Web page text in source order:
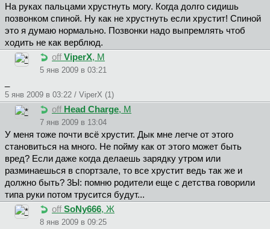
На руках пальцами хрустнуть могу. Когда долго сидишь
позвонком спиной. Ну как не хрустнуть если хрустит! Спиной
это я думаю нормально. Позвонки надо выпремлять чтоб
ходить не как верблюд.
off ViperX, М
5 янв 2009 в 03:21
5 янв 2009 в 03:22 / ViperX (1)
off Head Charge, М
7 янв 2009 в 13:04
У меня тоже почти всё хрустит. Дык мне легче от этого
становиться на много. Не пойму как от этого может быть
вред? Если даже когда делаешь зарядку утром или
разминаешься в спортзале, то все хрустит ведь так же и
должно быть? 3Ы: помню родители еще с детства говорили
типа руки потом трусится будут...
off SoNy666, Ж
8 янв 2009 в 09:25